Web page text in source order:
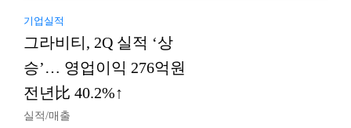
기업실적
그라비티, 2Q 실적 ‘상
승’… 영업이익 276억원
전년比 40.2%↑
실적/매출